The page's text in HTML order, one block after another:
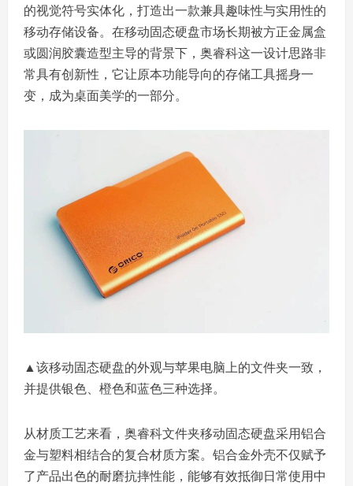
的视觉符号实体化，打造出一款兼具趣味性与实用性的
移动存储设备。在移动固态硬盘市场长期被方正金属盒
或圆润胶囊造型主导的背景下，奥睿科这一设计思路非
常具有创新性，它让原本功能导向的存储工具摇身一
变，成为桌面美学的一部分。
▲该移动固态硬盘的外观与苹果电脑上的文件夹一致，
并提供银色、橙色和蓝色三种选择。
从材质工艺来看，奥睿科文件夹移动固态硬盘采用铝合
金与塑料相结合的复合材质方案。铝合金外壳不仅赋予
了产品出色的耐磨抗摔性能，能够有效抵御日常使用中